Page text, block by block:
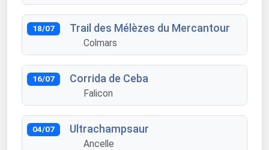
18/07 Trail des Mélèzes du Mercantour
Colmars
16/07 Corrida de Ceba
Falicon
04/07 Ultrachampsaur
Ancelle